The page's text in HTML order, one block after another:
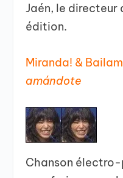
Jaén, le
édition.
Miranda! &
amándote
Chanson